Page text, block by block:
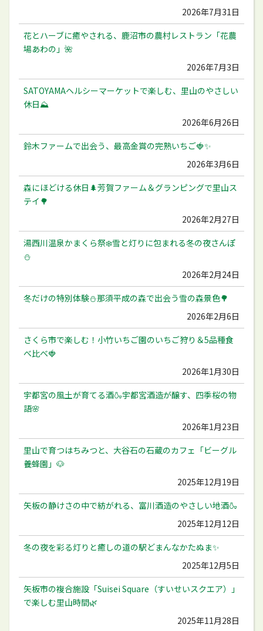
2026年7月31日
花とハーブに癒やされる、鹿沼市の農村レストラン「花農
場あわの」🌺
2026年7月3日
SATOYAMAヘルシーマーケットで楽しむ、里山のやさしい
休日⛰️
2026年6月26日
鈴木ファームで出会う、最高金賞の完熟いちご🍓✨
2026年3月6日
森にほどける休日🌲芳賀ファーム＆グランピングで里山ス
テイ🌳
2026年2月27日
湯西川温泉かまくら祭❄️雪と灯りに包まれる冬の夜さんぽ
⛄️
2026年2月24日
冬だけの特別体験⛄️那須平成の森で出会う雪の森景色🌳
2026年2月6日
さくら市で楽しむ！小竹いちご園のいちご狩り＆5品種食
べ比べ🍓
2026年1月30日
宇都宮の風土が育てる酒🍶宇都宮酒造が醸す、四季桜の物
語🌸
2026年1月23日
里山で育つはちみつと、大谷石の石蔵のカフェ「ビーグル
養蜂園」🐶
2025年12月19日
矢板の静けさの中で紡がれる、富川酒造のやさしい地酒🍶
2025年12月12日
冬の夜を彩る灯りと癒しの道の駅どまんなかたぬま✨
2025年12月5日
矢板市の複合施設「Suisei Square（すいせいスクエア）」
で楽しむ里山時間🌿
2025年11月28日